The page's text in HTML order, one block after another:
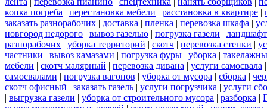
копка погреба | перестановка мебели | расстановка в квартире |
заказать разнорабочих | доставка | пленка | перевозка шкафа |
новгород недорого | вывоз газелью | погрузка газели |
разнорабочих | уборка территорий | скотч | перевозка стенки |
частники | вывоз камазами | погрузка фуры | уборка |
мебели | скотч малярный | перевозка дивана | услуги самосвала
самосвалами | погрузка вагонов | уборка от мусора | сборка |
скотч офисный | заказать газель | услуги погрузчика | услуги
| выгрузка газели | уборка от строительного мусора | разборка |